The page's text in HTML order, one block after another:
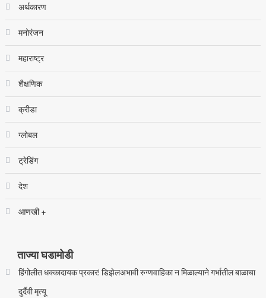
अर्थकारण
मनोरंजन
महाराष्ट्र
शैक्षणिक
क्रीडा
ग्लोबल
ट्रेडिंग
देश
आणखी +
ताज्या घडामोडी
हिंगोलीत धक्कादायक प्रकार! डिझेलअभावी रुग्णवाहिका न मिळाल्याने गर्भातील बाळाचा
दुर्दैवी मृत्यू